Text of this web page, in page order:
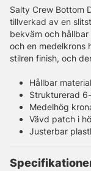
Salty Crew Bottom
tillverkad av en
bekväm och
och en medelkrons
stilren finish, och
Hållbar
Strukturerad
Medelhög
Vävd patch i
Justerbar